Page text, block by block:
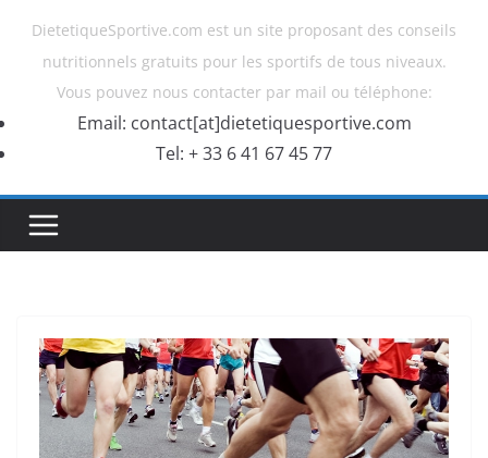
DietetiqueSportive.com est un site proposant des conseils
nutritionnels gratuits pour les sportifs de tous niveaux.
Vous pouvez nous contacter par mail ou téléphone:
Email: contact[at]dietetiquesportive.com
Tel: + 33 6 41 67 45 77